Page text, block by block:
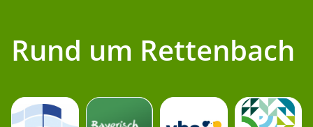
Rund um Rettenbach